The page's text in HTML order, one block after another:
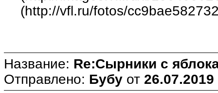
(http://vfl.ru/fotos/
Название: Re:Сырники с
Отправлено: Бубу от